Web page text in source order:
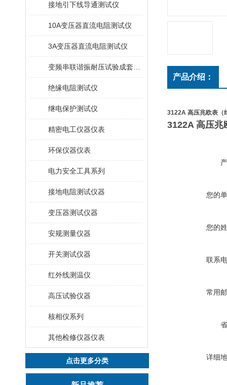
接地引下线导通测试仪
10A变压器直流电阻测试仪
3A变压器直流电阻测试仪
绝缘电阻测试仪
继电保护测试仪
精密电工仪器仪表
环保仪器仪表
电力安全工具系列
接地电阻测试仪器
变压器测试仪器
安规测量仪器
开关测试仪器
红外线测温仪
高压试验仪器
核相仪系列
其他检修仪器仪表
点击更多分类
产品介绍：
3122A 高压兆欧表（
3122A 高压兆
您的
您的
联系
常用
详细